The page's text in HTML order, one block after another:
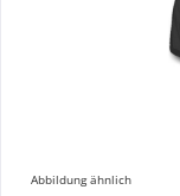
Abbildung ähnlich